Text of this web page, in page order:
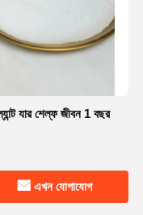
যার শেল্ফ জীবন 1 বছর
এখন যোগাযোগ